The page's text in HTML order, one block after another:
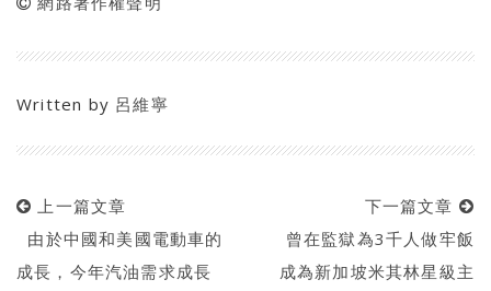
Written by 呂維寧
上一篇文章
由於中國和美國電動車的
成長，今年汽油需求成長
下一篇文章
曾在監獄為3千人做牢飯
成為新加坡米其林星級主